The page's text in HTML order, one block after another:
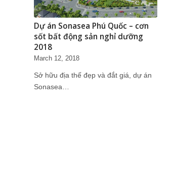
Dự án Sonasea Phú Quốc – cơn
sốt bất động sản nghỉ dưỡng
2018
March 12, 2018
Sở hữu địa thế đẹp và đắt giá, dự án
Sonasea…